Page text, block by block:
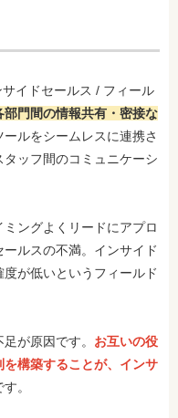
イドセールス / フィール
部門間の情報共有・密接な
ルをシームレスに連携さ
ッフ間のコミュニケーシ
ングよくリードにアプロ
ルスの不満。インサイド
が低いというフィールド
が原因です。 お互いの役
構築することが、インサ
す。